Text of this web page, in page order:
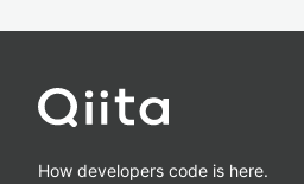
How developers code is here.